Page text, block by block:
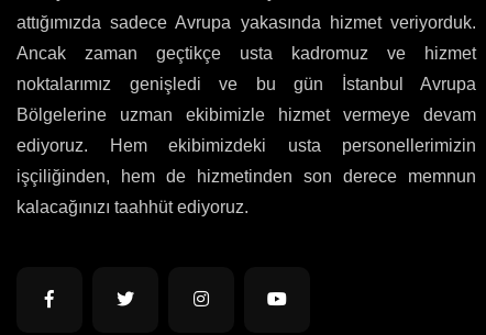
attığımızda sadece Avrupa yakasında hizmet veriyorduk.
Ancak zaman geçtikçe usta kadromuz ve hizmet
noktalarımız genişledi ve bu gün İstanbul Avrupa
Bölgelerine uzman ekibimizle hizmet vermeye devam
ediyoruz. Hem ekibimizdeki usta personellerimizin
işçiliğinden, hem de hizmetinden son derece memnun
kalacağınızı taahhüt ediyoruz.